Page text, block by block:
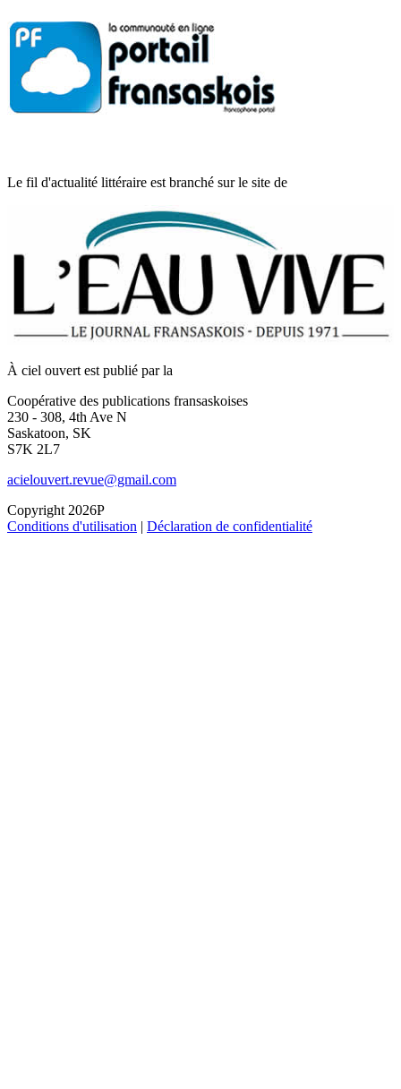
Le fil d'actualité littéraire est branché sur le site de
À ciel ouvert est publié par la
Coopérative des publications fransaskoises
230 - 308, 4th Ave N
Saskatoon, SK
S7K 2L7
acielouvert.revue@gmail.com
Copyright 2026P
Conditions d'utilisation | Déclaration de confidentialité